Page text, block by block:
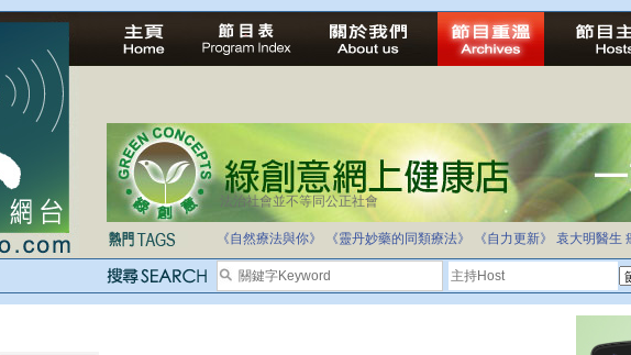
法治社會並不等同公正社會
自家教育合法化-推動多元化教育，全民學卷制
《自然療法與你》
《靈丹妙藥的同類療法》 《自力更新》 袁大明醫生